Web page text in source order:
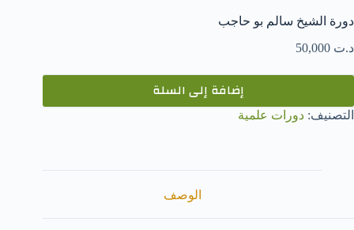
دورة الشيخ سالم بو حاجب
د.ت
إضافة إلى السلة
التصنيف: دورات علمية
الوصف